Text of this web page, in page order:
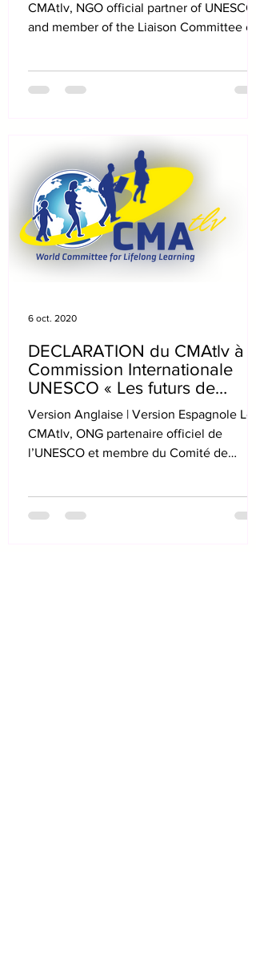
CMAtlv, NGO official partner of UNESCO
and member of the Liaison Committee of
DECLARATION du CMAtlv à la
Commission Internationale
UNESCO « Les futurs de
l’Education »
Version Anglaise | Version Espagnole Le
CMAtlv, ONG partenaire officiel de
l’UNESCO et membre du Comité de
6 oct. 2020